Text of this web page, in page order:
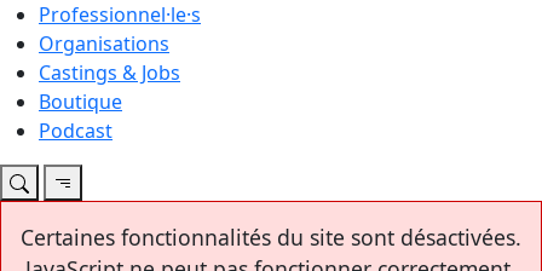
Professionnel·le·s
Organisations
Castings & Jobs
Boutique
Podcast
Certaines fonctionnalités du site sont désactivées.